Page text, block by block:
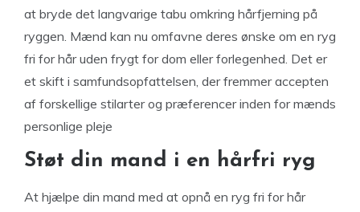
at bryde det langvarige tabu omkring hårfjerning på
ryggen. Mænd kan nu omfavne deres ønske om en ryg
fri for hår uden frygt for dom eller forlegenhed. Det er
et skift i samfundsopfattelsen, der fremmer accepten
af forskellige stilarter og præferencer inden for mænds
personlige pleje
Støt din mand i en hårfri ryg
At hjælpe din mand med at opnå en ryg fri for hår